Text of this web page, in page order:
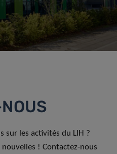
sur les activités du LIH ?
! Contactez-nous